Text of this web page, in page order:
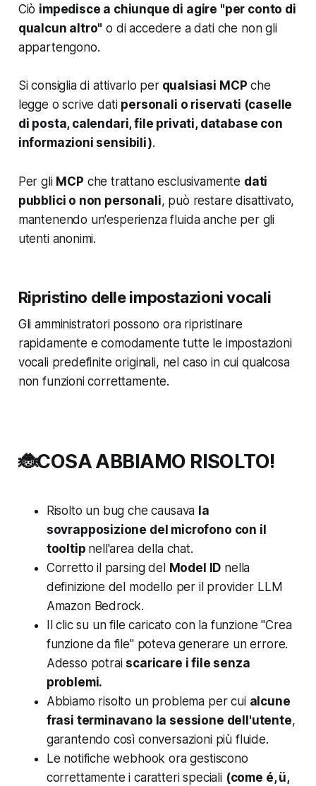
Ciò impedisce a chiunque di agire "per conto di
qualcun altro" o di accedere a dati che non gli
appartengono.
Si consiglia di attivarlo perqualsiasi MCP che
legge o scrive dati personali o riservati (caselle
di posta, calendari, file privati, database con
informazioni sensibili).
Per gli MCP che trattano esclusivamente dati
pubblici o non personali, può restare disattivato,
mantenendo un'esperienza fluida anche per gli
utenti anonimi.
Ripristino delle impostazioni vocali
Gli amministratori possono ora ripristinare
rapidamente e comodamente tutte le impostazioni
vocali predefinite originali, nel caso in cui qualcosa
non funzioni correttamente.
🐞COSA ABBIAMO RISOLTO!
Risolto un bug che causava la
sovrapposizione del microfono con il
tooltip nell'area della chat.
Corretto il parsing del
Model ID nella
definizione del modello per il provider LLM
Amazon Bedrock.
Il clic su un file caricato con la funzione "Crea
funzione da file" poteva generare un errore.
Adesso potrai scaricare i file senza
problemi.
Abbiamo risolto un problema per cui alcune
frasi terminavano la sessione dell'utente,
garantendo così conversazioni più fluide.
Le notifiche webhook ora gestiscono
correttamente i caratteri speciali (come é, ü,